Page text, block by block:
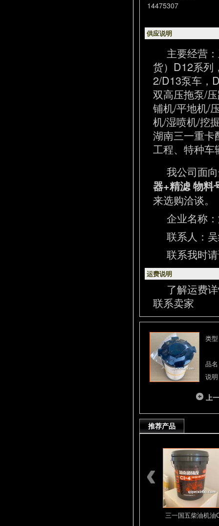
14475307
供应说明
主要经营
货）D12系列
2/D13泵车，
双高压拖泵/
铺机/平地机/
机/湿喷机/挖
湖南三一重卡
工程、特种
我公司面
器+精滤 物料
来选购洽谈。
企业名称
联系人：
联系我时
运费说明
了解运费
联系卖家
类
品
说
上
推荐产品
三一国五柴油机油